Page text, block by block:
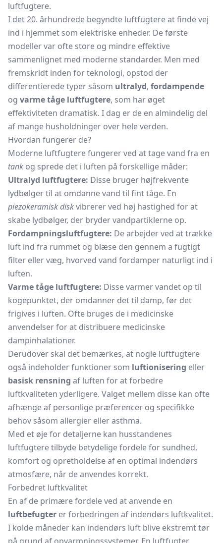
luftfugtere.
I det 20. århundrede begyndte luftfugtere at finde vej
ind i hjemmet som elektriske enheder. De første
modeller var ofte store og mindre effektive
sammenlignet med moderne standarder. Men med
fremskridt inden for teknologi, opstod der
differentierede typer såsom ultralyd, fordampende
og varme tåge luftfugtere, som har øget
effektiviteten dramatisk. I dag er de en almindelig del
af mange husholdninger over hele verden.
Hvordan fungerer de?
Moderne luftfugtere fungerer ved at tage vand fra en
tank og sprede det i luften på forskellige måder:
Ultralyd luftfugtere: Disse bruger højfrekvente
lydbølger til at omdanne vand til fint tåge. En
piezokeramisk diskvibrerer ved høj hastighed for at
skabe lydbølger, der bryder vandpartiklerne op.
Fordampningsluftfugtere: De arbejder ved at trække
luft ind fra rummet og blæse den gennem a fugtigt
filter eller væg, hvorved vand fordamper naturligt ind i
luften.
Varme tåge luftfugtere: Disse varmer vandet op til
kogepunktet, der omdanner det til damp, før det
frigives i luften. Ofte bruges de i medicinske
anvendelser for at distribuere medicinske
dampinhalationer.
Derudover skal det bemærkes, at nogle luftfugtere
også indeholder funktioner som luftionisering eller
basisk rensning af luften for at forbedre
luftkvaliteten yderligere. Valget mellem disse kan ofte
afhænge af personlige præferencer og specifikke
behov såsom allergier eller asthma.
Med et øje for detaljerne kan husstandenes
luftfugtere tilbyde betydelige fordele for sundhed,
komfort og opretholdelse af en optimal indendørs
atmosfære, når de anvendes korrekt.
Forbedret luftkvalitet
En af de primære fordele ved at anvende en
luftbefugter er forbedringen af indendørs luftkvalitet.
I kolde måneder kan indendørs luft blive ekstremt tør